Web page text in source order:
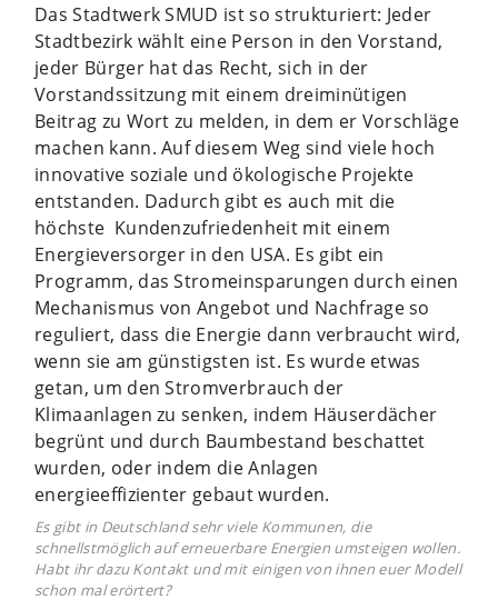
Das Stadtwerk SMUD ist so strukturiert: Jeder
Stadtbezirk wählt eine Person in den Vorstand,
jeder Bürger hat das Recht, sich in der
Vorstandssitzung mit einem dreiminütigen
Beitrag zu Wort zu melden, in dem er Vorschläge
machen kann. Auf diesem Weg sind viele hoch
innovative soziale und ökologische Projekte
entstanden. Dadurch gibt es auch mit die
höchste Kundenzufriedenheit mit einem
Energieversorger in den USA. Es gibt ein
Programm, das Stromeinsparungen durch einen
Mechanismus von Angebot und Nachfrage so
reguliert, dass die Energie dann verbraucht wird,
wenn sie am günstigsten ist. Es wurde etwas
getan, um den Stromverbrauch der
Klimaanlagen zu senken, indem Häuserdächer
begrünt und durch Baumbestand beschattet
wurden, oder indem die Anlagen
energieeffizienter gebaut wurden.
Es gibt in Deutschland sehr viele Kommunen, die
schnellstmöglich auf erneuerbare Energien umsteigen wollen.
Habt ihr dazu Kontakt und mit einigen von ihnen euer Modell
schon mal erörtert?